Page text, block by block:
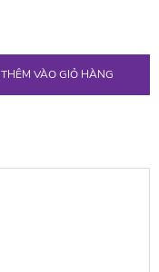
THÊM VÀO GIỎ HÀNG